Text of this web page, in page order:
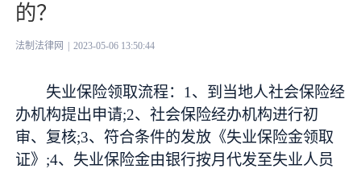
的？
法制法律网 2023-05-06 13:50:44
失业保险领取流程：1、到当地人社会保险经
办机构提出申请;2、社会保险经办机构进行初
审、复核;3、符合条件的发放《失业保险金领取
证》;4、失业保险金由银行按月代发至失业人员